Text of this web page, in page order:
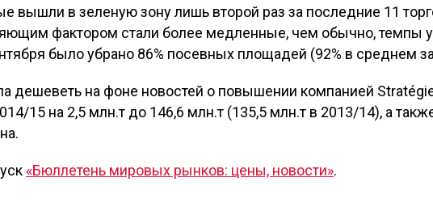
вышли в зеленую зону лишь второй раз за последние 11
фактором стали более медленные, чем обычно, темпы
было убрано 86% посевных площадей (92% в среднем
дешеветь на фоне новостей о повышении компанией
15 на 2,5 млн.т до 146,6 млн.т (135,5 млн.т в 2013/14), а
«Бюллетень мировых рынков: цены, новости».